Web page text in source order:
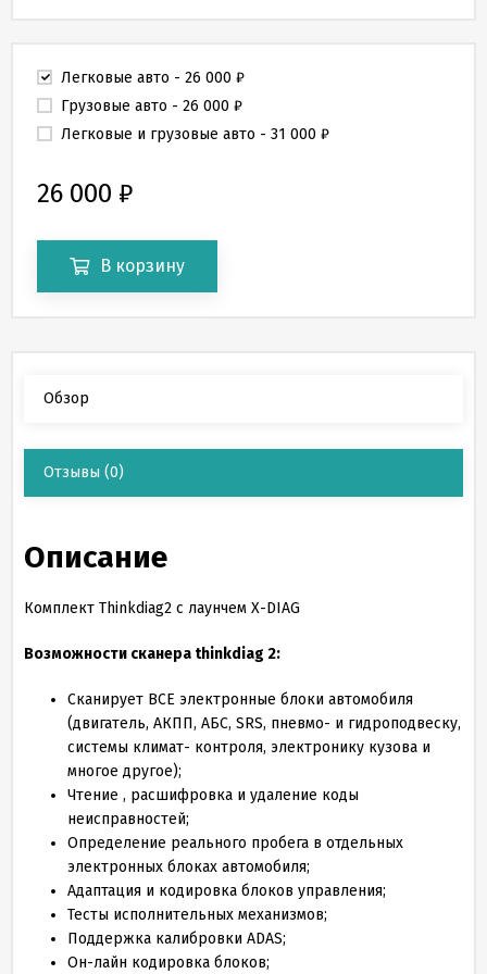
Легковые авто - 26 000 ₽
Грузовые авто - 26 000 ₽
Легковые и грузовые авто - 31 000 ₽
26 000 ₽
В корзину
Обзор
Отзывы (0)
Описание
Комплект Thinkdiag2 с лаунчем X-DIAG
Возможности сканера thinkdiag 2:
Сканирует ВСЕ электронные блоки автомобиля
(двигатель, АКПП, АБС, SRS, пневмо- и гидроподвеску,
системы климат- контроля, электронику кузова и
многое другое);
Чтение , расшифровка и удаление коды
неисправностей;
Определение реального пробега в отдельных
электронных блоках автомобиля;
Адаптация и кодировка блоков управления;
Тесты исполнительных механизмов;
Поддержка калибровки ADAS;
Он-лайн кодировка блоков;